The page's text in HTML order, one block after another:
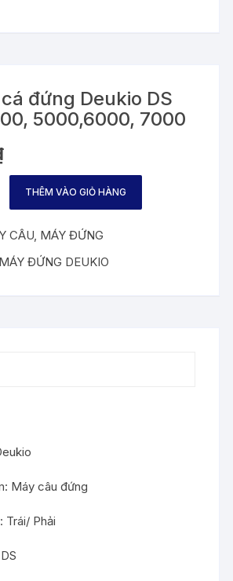
đứng Deukio DS
5000,6000, 7000
THÊM VÀO GIỎ HÀNG
CÂU MÁY ĐỨNG
MÁY ĐỨNG DEUKIO
Máy câu đứng
Trái/ Phải